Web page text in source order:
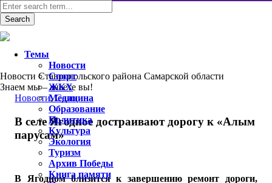
Новости Ставропольского района Самарской области
Знаем мы – знаете вы!
Новости,Село
В селе Ягодное достраивают дорогу к «Алым
парусам»
В Ягодном близится к завершению ремонт дороги,
Темы
Новости
Спорт
ЖКХ
Медицина
Образование
Политика
Культура
Экология
Туризм
Архив Победы
Книга памяти